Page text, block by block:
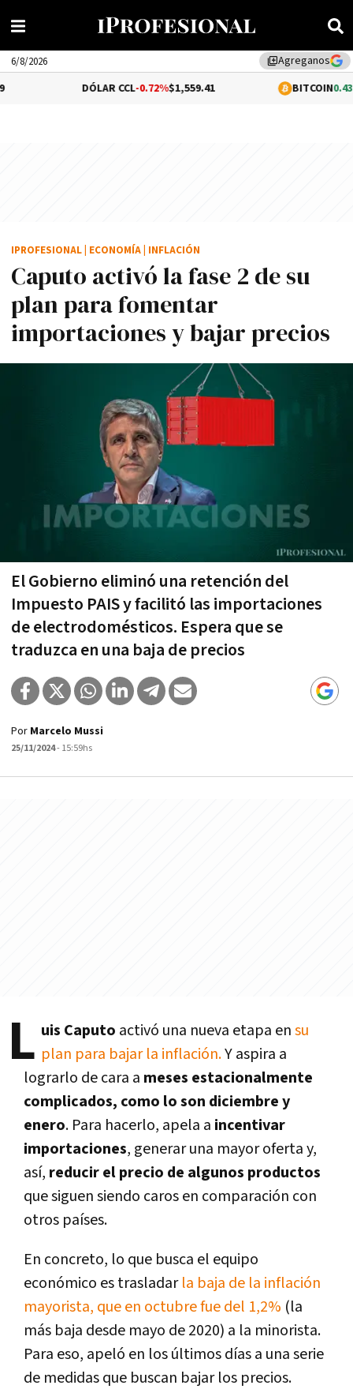
library_addAgreganos
6/8/2026
-0.72%$1,559.41 0.43%$64,822.04
Caputo activó la fase 2 de su
plan para fomentar
importaciones y bajar precios
El Gobierno eliminó una retención del
Impuesto PAIS y facilitó las importaciones
de electrodomésticos. Espera que se
traduzca en una baja de precios
IPROFESIONAL ECONOMÍA INFLACIÓN
Por Marcelo Mussi
25/11/2024- 15:59hs
L uis Caputo activó una nueva etapa ensu
plan para bajar la inflación.Y aspira a
lograrlo de cara a meses estacionalmente
complicados, como lo son diciembre y
enero. Para hacerlo, apela a incentivar
importaciones, generar una mayor oferta y,
así, reducir el precio de algunos productos
que siguen siendo caros en comparación con
otros países.
En concreto, lo que busca el equipo
económico es trasladarla baja de la inflación
mayorista, que en octubre fue del 1,2% (la
más baja desde mayo de 2020) a la minorista.
Para eso, apeló en los últimos días a una serie
de medidas que buscan bajar los precios.